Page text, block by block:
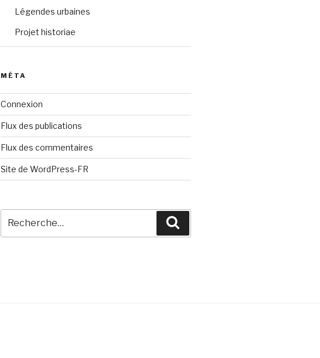
Légendes urbaines
Projet historiae
MÉTA
Connexion
Flux des publications
Flux des commentaires
Site de WordPress-FR
pour
: